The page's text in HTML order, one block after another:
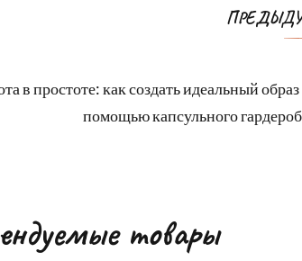
в простоте: как создать идеальный образ
помощью капсульного
товары